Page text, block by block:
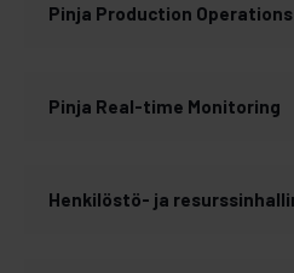
Pinja Production Operations
Pinja Real-time Monitoring
Henkilöstö- ja